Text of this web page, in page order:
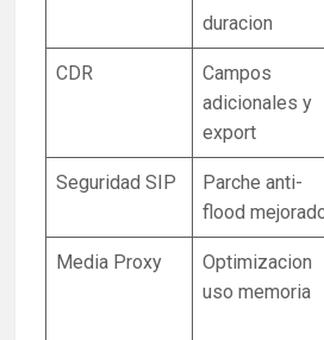
duracion
CDR
Campos
adicionales y
export
Seguridad SIP
Parche anti-
flood
Media Proxy
Optimizacion
uso memoria